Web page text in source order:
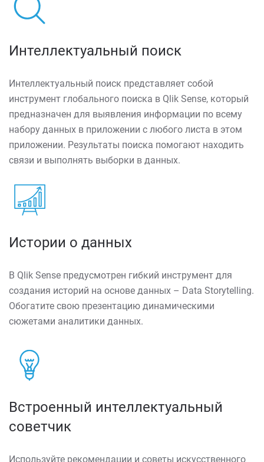
Интеллектуальный поиск
Интеллектуальный поиск представляет собой
инструмент глобального поиска в Qlik Sense, который
предназначен для выявления информации по всему
набору данных в приложении с любого листа в этом
приложении. Результаты поиска помогают находить
связи и выполнять выборки в данных.
Истории о данных
В Qlik Sense предусмотрен гибкий инструмент для
создания историй на основе данных – Data Storytelling.
Обогатите свою презентацию динамическими
сюжетами аналитики данных.
Встроенный интеллектуальный
советчик
Используйте рекомендации и советы искусственного